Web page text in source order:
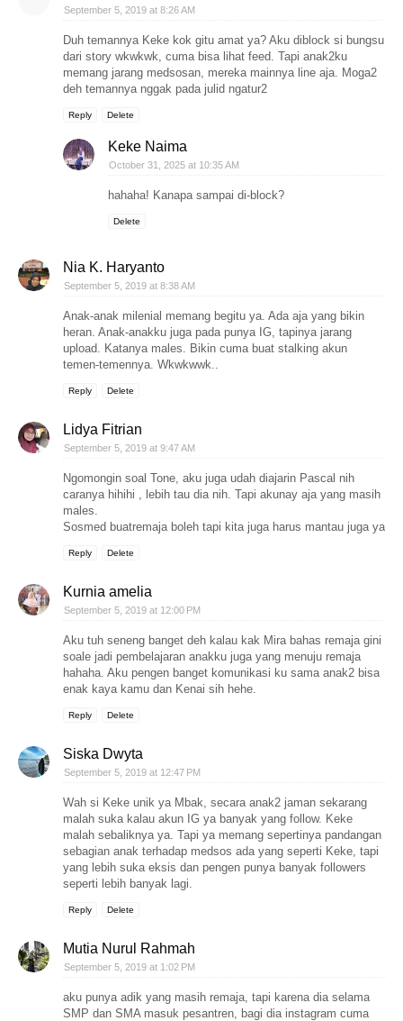
September 5, 2019 at 8:26 AM
Duh temannya Keke kok gitu amat ya? Aku diblock si bungsu
dari story wkwkwk, cuma bisa lihat feed. Tapi anak2ku
memang jarang medsosan, mereka mainnya line aja. Moga2
deh temannya nggak pada julid ngatur2
Reply Delete
Keke Naima
October 31, 2025 at 10:35 AM
hahaha! Kanapa sampai di-block?
Delete
Nia K. Haryanto
September 5, 2019 at 8:38 AM
Anak-anak milenial memang begitu ya. Ada aja yang bikin
heran. Anak-anakku juga pada punya IG, tapinya jarang
upload. Katanya males. Bikin cuma buat stalking akun
temen-temennya. Wkwkwwk..
Reply Delete
Lidya Fitrian
September 5, 2019 at 9:47 AM
Ngomongin soal Tone, aku juga udah diajarin Pascal nih
caranya hihihi , lebih tau dia nih. Tapi akunay aja yang masih
males.
Sosmed buatremaja boleh tapi kita juga harus mantau juga ya
Reply Delete
Kurnia amelia
September 5, 2019 at 12:00 PM
Aku tuh seneng banget deh kalau kak Mira bahas remaja gini
soale jadi pembelajaran anakku juga yang menuju remaja
hahaha. Aku pengen banget komunikasi ku sama anak2 bisa
enak kaya kamu dan Kenai sih hehe.
Reply Delete
Siska Dwyta
September 5, 2019 at 12:47 PM
Wah si Keke unik ya Mbak, secara anak2 jaman sekarang
malah suka kalau akun IG ya banyak yang follow. Keke
malah sebaliknya ya. Tapi ya memang sepertinya pandangan
sebagian anak terhadap medsos ada yang seperti Keke, tapi
yang lebih suka eksis dan pengen punya banyak followers
seperti lebih banyak lagi.
Reply Delete
Mutia Nurul Rahmah
September 5, 2019 at 1:02 PM
aku punya adik yang masih remaja, tapi karena dia selama
SMP dan SMA masuk pesantren, bagi dia instagram cuma